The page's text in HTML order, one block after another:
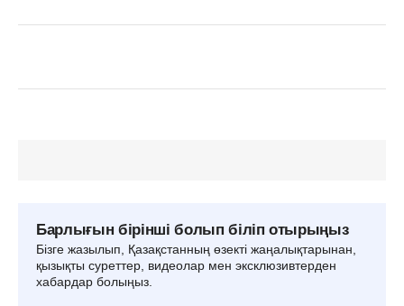
Барлығын бірінші болып біліп отырыңыз
Бізге жазылып, Қазақстанның өзекті жаңалықтарынан,
қызықты суреттер, видеолар мен эксклюзивтерден
хабардар болыңыз.